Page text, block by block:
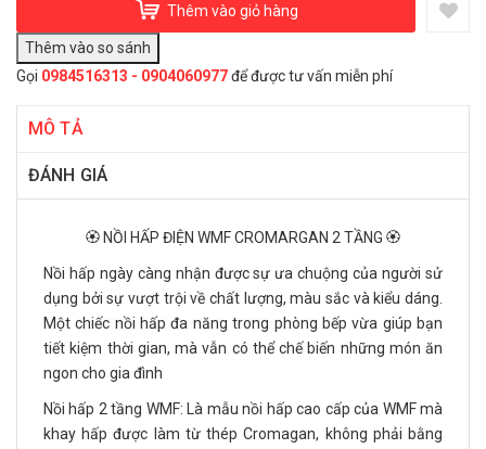
Thêm vào giỏ hàng
Gọi 0984516313 - 0904060977để được tư vấn miễn phí
MÔ TẢ
ĐÁNH GIÁ
🏵️ NỒI HẤP ĐIỆN WMF CROMARGAN 2 TẦNG 🏵️
Nồi hấp ngày càng nhận được sự ưa chuộng của người sử
dụng bởi sự vượt trội về chất lượng, màu sắc và kiểu dáng.
Một chiếc nồi hấp đa năng trong phòng bếp vừa giúp bạn
tiết kiệm thời gian, mà vẫn có thể chế biến những món ăn
ngon cho gia đình
Nồi hấp 2 tầng WMF: Là mẫu nồi hấp cao cấp của WMF mà
khay hấp được làm từ thép Cromagan, không phải bằng